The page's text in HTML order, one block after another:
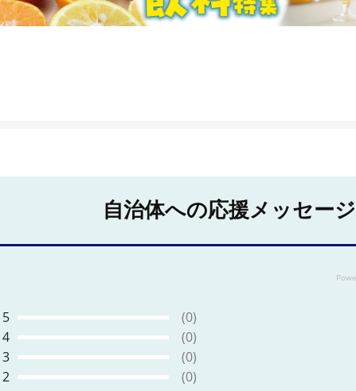
自治体への応援メッセージ
5
(0)
4
(0)
3
(0)
2
(0)